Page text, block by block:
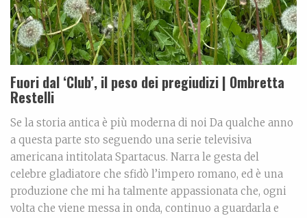
Fuori dal ‘Club’, il peso dei pregiudizi | Ombretta
Restelli
Se la storia antica è più moderna di noi Da qualche anno
a questa parte sto seguendo una serie televisiva
americana intitolata Spartacus. Narra le gesta del
celebre gladiatore che sfidò l’impero romano, ed è una
produzione che mi ha talmente appassionata che, ogni
volta che viene messa in onda, continuo a guardarla e